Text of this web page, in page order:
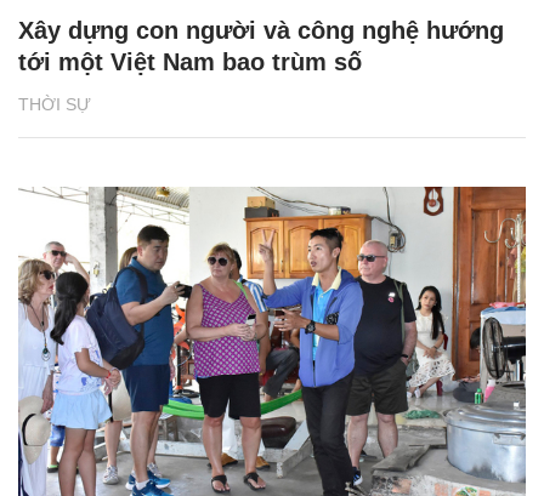
THỜI SỰ
Xây dựng con người và công nghệ hướng
tới một Việt Nam bao trùm số